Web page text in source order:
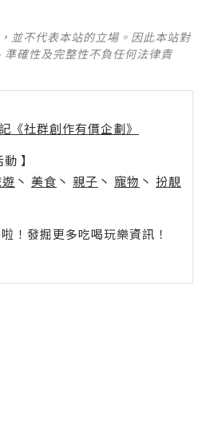
並不代表本站的立場。因此本站對
確性及完整性不負任何法律責
《社群創作有價企劃》
】
丶 美食 丶 親子 丶 寵物 丶 扮靚
！發掘更多吃喝玩樂資訊！